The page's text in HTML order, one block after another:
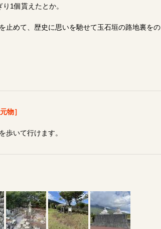
1個貰えたとか。
止めて、歴史に思いを馳せて玉石垣の路地裏をの
物］
いて行けます。